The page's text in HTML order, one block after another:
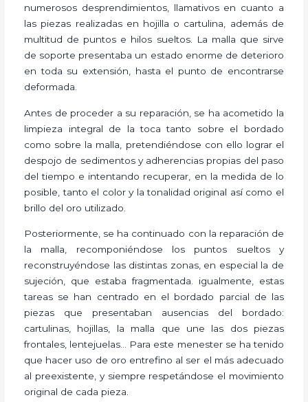
numerosos desprendimientos, llamativos en cuanto a
las piezas realizadas en hojilla o cartulina, además de
multitud de puntos e hilos sueltos. La malla que sirve
de soporte presentaba un estado enorme de deterioro
en toda su extensión, hasta el punto de encontrarse
deformada.
Antes de proceder a su reparación, se ha acometido la
limpieza integral de la toca tanto sobre el bordado
como sobre la malla, pretendiéndose con ello lograr el
despojo de sedimentos y adherencias propias del paso
del tiempo e intentando recuperar, en la medida de lo
posible, tanto el color y la tonalidad original así como el
brillo del oro utilizado.
Posteriormente, se ha continuado con la reparación de
la malla, recomponiéndose los puntos sueltos y
reconstruyéndose las distintas zonas, en especial la de
sujeción, que estaba fragmentada. igualmente, estas
tareas se han centrado en el bordado parcial de las
piezas que presentaban ausencias del bordado:
cartulinas, hojillas, la malla que une las dos piezas
frontales, lentejuelas… Para este menester se ha tenido
que hacer uso de oro entrefino al ser el más adecuado
al preexistente, y siempre respetándose el movimiento
original de cada pieza.